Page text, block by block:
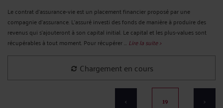
Le contrat d’assurance-vie est un placement financier proposé par une
compagnie d’assurance. L’assuré investi des fonds de manière à produire des
revenus qui s’ajouteront à son capital initial. Le capital et les plus-values sont
récupérables à tout moment. Pour récupérer ... Lire la suite >